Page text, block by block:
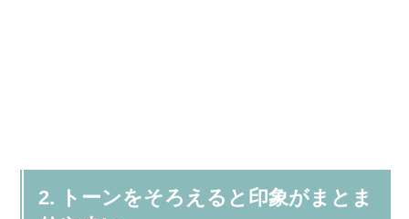
2. トーンをそろえると印象がまとま